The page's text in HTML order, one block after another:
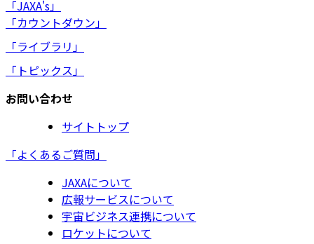
「JAXA's」
「カウントダウン」
「ライブラリ」
「トピックス」
お問い合わせ
サイトトップ
「よくあるご質問」
JAXAについて
広報サービスについて
宇宙ビジネス連携について
ロケットについて